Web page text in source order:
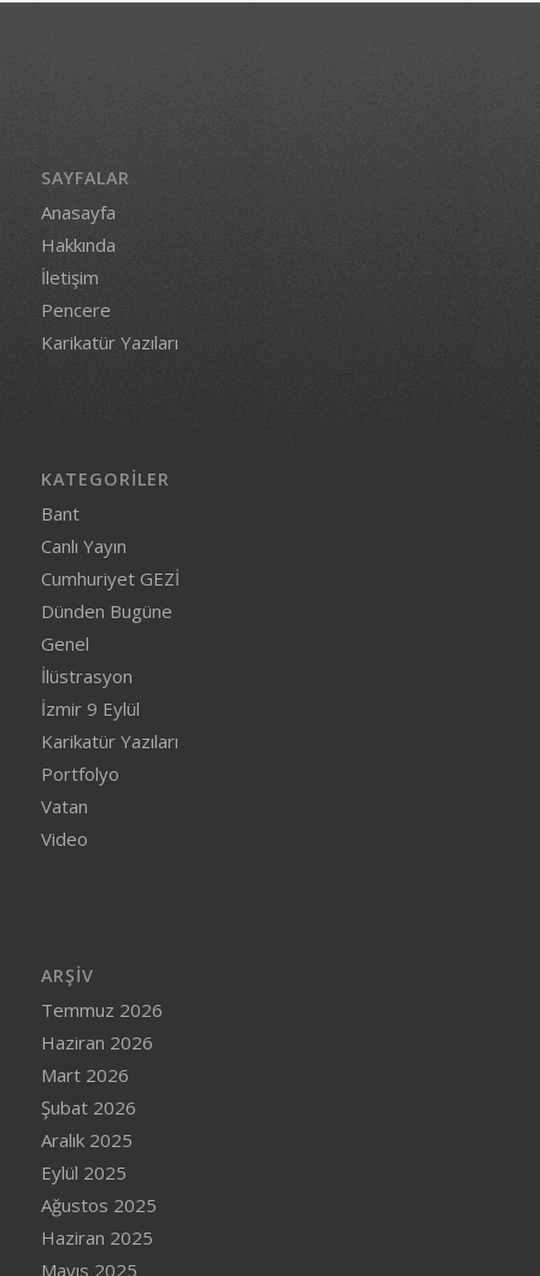
SAYFALAR
Anasayfa
Hakkında
İletişim
Pencere
Karikatür Yazıları
KATEGORILER
Bant
Canlı Yayın
Cumhuriyet GEZİ
Dünden Bugüne
Genel
İlüstrasyon
İzmir 9 Eylül
Karikatür Yazıları
Portfolyo
Vatan
Video
ARŞIV
Temmuz 2026
Haziran 2026
Mart 2026
Şubat 2026
Aralık 2025
Eylül 2025
Ağustos 2025
Haziran 2025
Mayıs 2025